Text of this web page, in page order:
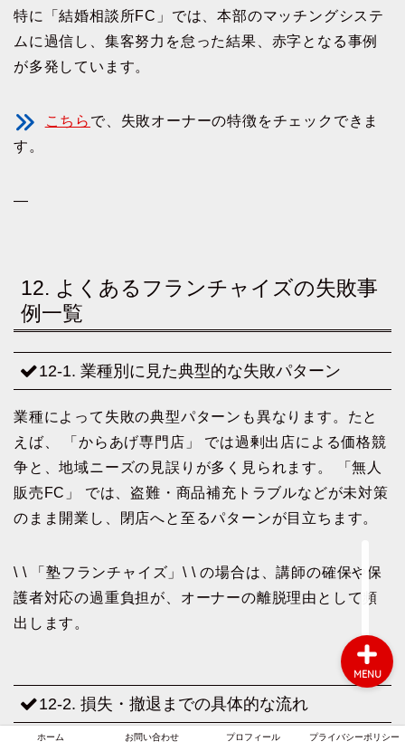
特に「結婚相談所FC」では、本部のマッチングシステ
ムに過信し、集客努力を怠った結果、赤字となる事例
が多発しています。
こちら で、失敗オーナーの特徴をチェックできま
す。
—
12. よくあるフランチャイズの失敗事
例一覧
12-1. 業種別に見た典型的な失敗パターン
業種によって失敗の典型パターンも異なります。たと
えば、 「からあげ専門店」 では過剰出店による価格競
争と、地域ニーズの見誤りが多く見られます。 「無人
販売FC」 では、盗難・商品補充トラブルなどが未対策
のまま開業し、閉店へと至るパターンが目立ちます。
\ \ 「塾フランチャイズ」\ \ の場合は、講師の確保や保
護者対応の過重負担が、オーナーの離脱理由として頻
出します。
12-2. 損失・撤退までの具体的な流れ
ホーム お問い合わせ プロフィール プライバシーポリシー
MENU
ホーム
お問い合わせ
プロフィール
プライバシーポリシー